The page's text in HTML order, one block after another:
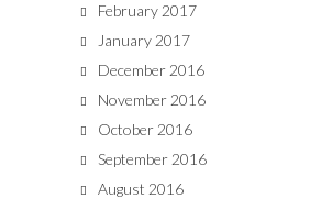
February 2017
January 2017
December 2016
November 2016
October 2016
September 2016
August 2016